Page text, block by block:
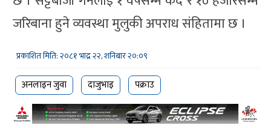
जरिबाना हुने व्यवस्था मुलुकी अपराध संहितामा छ ।
प्रकाशित मिति: २०८१ भाद्र २२, शनिबार २०:०९
अनलाइन जुवा दाजुभाइ पक्राउ